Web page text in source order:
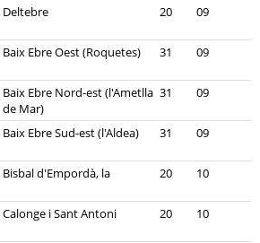
Deltebre 20 09
Baix Ebre Oest (Roquetes) 31 09
Baix Ebre Nord-est (l'Ametlla
de Mar)
31 09
Baix Ebre Sud-est (l'Aldea) 31 09
Bisbal d'Empordà, la 20 10
Calonge i Sant Antoni 20 10